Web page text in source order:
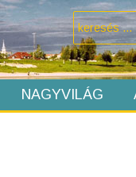
NAGYVILÁG